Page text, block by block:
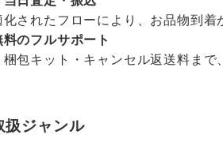
されたフローにより、お品物到着
料のフルサポート
包キット・キャンセル返送料まで
扱ジャンル